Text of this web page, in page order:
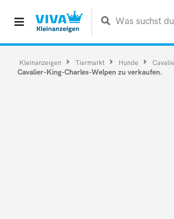
Was suchst
Kleinanzeigen Tiermarkt Hunde
Cavalier-King-Charles-Welpen zu verkaufen.